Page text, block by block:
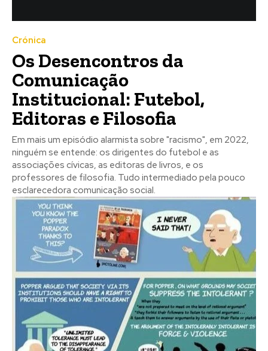
Registe-se na nossa lista de correio e receba mensalmente
Registe-se na nossa lista de correio e receba mensalmente
Crónica
Os Desencontros da
Comunicação
Institucional: Futebol,
Editoras e Filosofia
Em mais um episódio alarmista sobre "racismo", em 2022,
ninguém se entende: os dirigentes do futebol e as
associações cívicas, as editoras de livros, e os
professores de filosofia. Tudo intermediado pela pouco
esclarecedora comunicação social.